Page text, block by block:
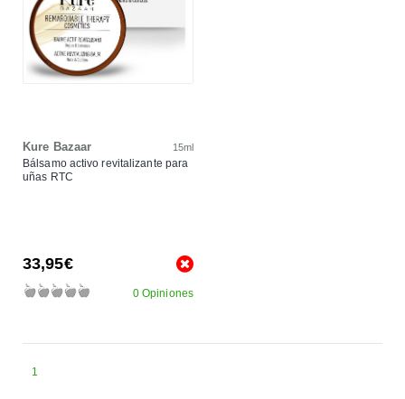
Kure Bazaar 15ml
Bálsamo activo revitalizante para
uñas RTC
33,95€
0 Opiniones
1